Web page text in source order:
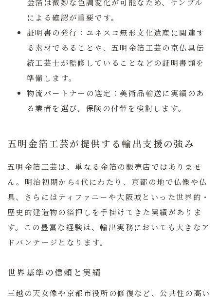
による確認が重要です。
証明書の発行： ユネスコ無形文化遺産に関連す
る素材であることや、五明金箔工芸の京仏具伝
統工芸士が監修していることなどの証明書類を
準備します。
物流パートナーの選定：美術品輸送に実績のあ
る業者を選び、保険の付帯を検討します。
五明金箔工芸が提供する輸出支援の強み
五明金箔工芸は、単なる金箔の販売店ではありませ
ん。明治初期から4代にわたり、京都の地で仏像や仏
具、さらにはティファニーや大阪城といった世界的・
歴史的建造物の箔押しを手掛けてきた実績がありま
す。この豊富な経験は、輸出実務においても大きなア
ドバンテージとなります。
世界基準の信頼と実績
三越の天女像や京都市役所の修復など、公共性の高い